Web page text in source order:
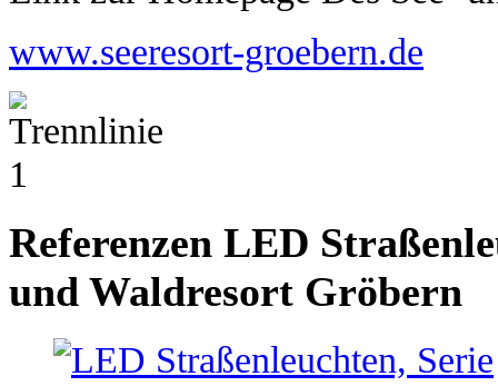
www.seeresort-groebern.de
Referenzen LED
und Waldresort Gröbern